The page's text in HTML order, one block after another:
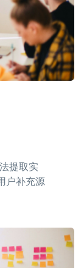
提取实
户补充源